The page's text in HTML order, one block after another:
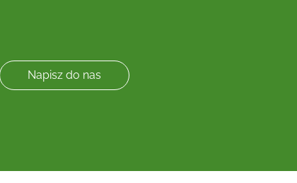
Napisz do nas